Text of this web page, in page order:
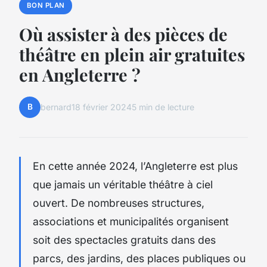
BON PLAN
Où assister à des pièces de
théâtre en plein air gratuites
en Angleterre ?
B bernard18 février 20245 min de lecture
En cette année 2024, l’Angleterre est plus
que jamais un véritable théâtre à ciel
ouvert. De nombreuses structures,
associations et municipalités organisent
soit des spectacles gratuits dans des
parcs, des jardins, des places publiques ou